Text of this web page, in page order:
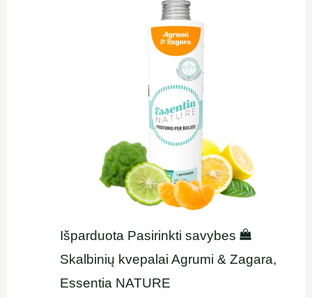
Išparduota Pasirinkti savybes
Skalbinių kvepalai Agrumi & Zagara,
Essentia NATURE